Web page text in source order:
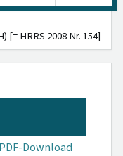
[= HRRS 2008 Nr. 154]
PDF-Download